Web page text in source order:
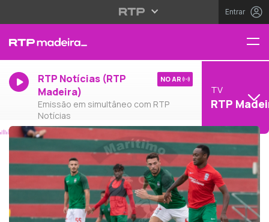
Entrar
RTP Notícias (RTP
Madeira)
Emissão em simultâneo com RTP
Notícias
NO AR
TV
RTP